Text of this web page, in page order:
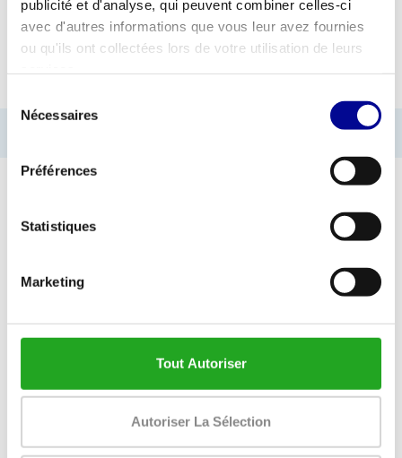
publicité et d'analyse, qui peuvent combiner celles-ci
avec d'autres informations que vous leur avez fournies
ou qu'ils ont collectées lors de votre utilisation de leurs
Nécessaires
Préférences
Statistiques
Marketing
Tout Autoriser
Autoriser La Sélection
BEST BUY FITNESS
Best Buy Fitness